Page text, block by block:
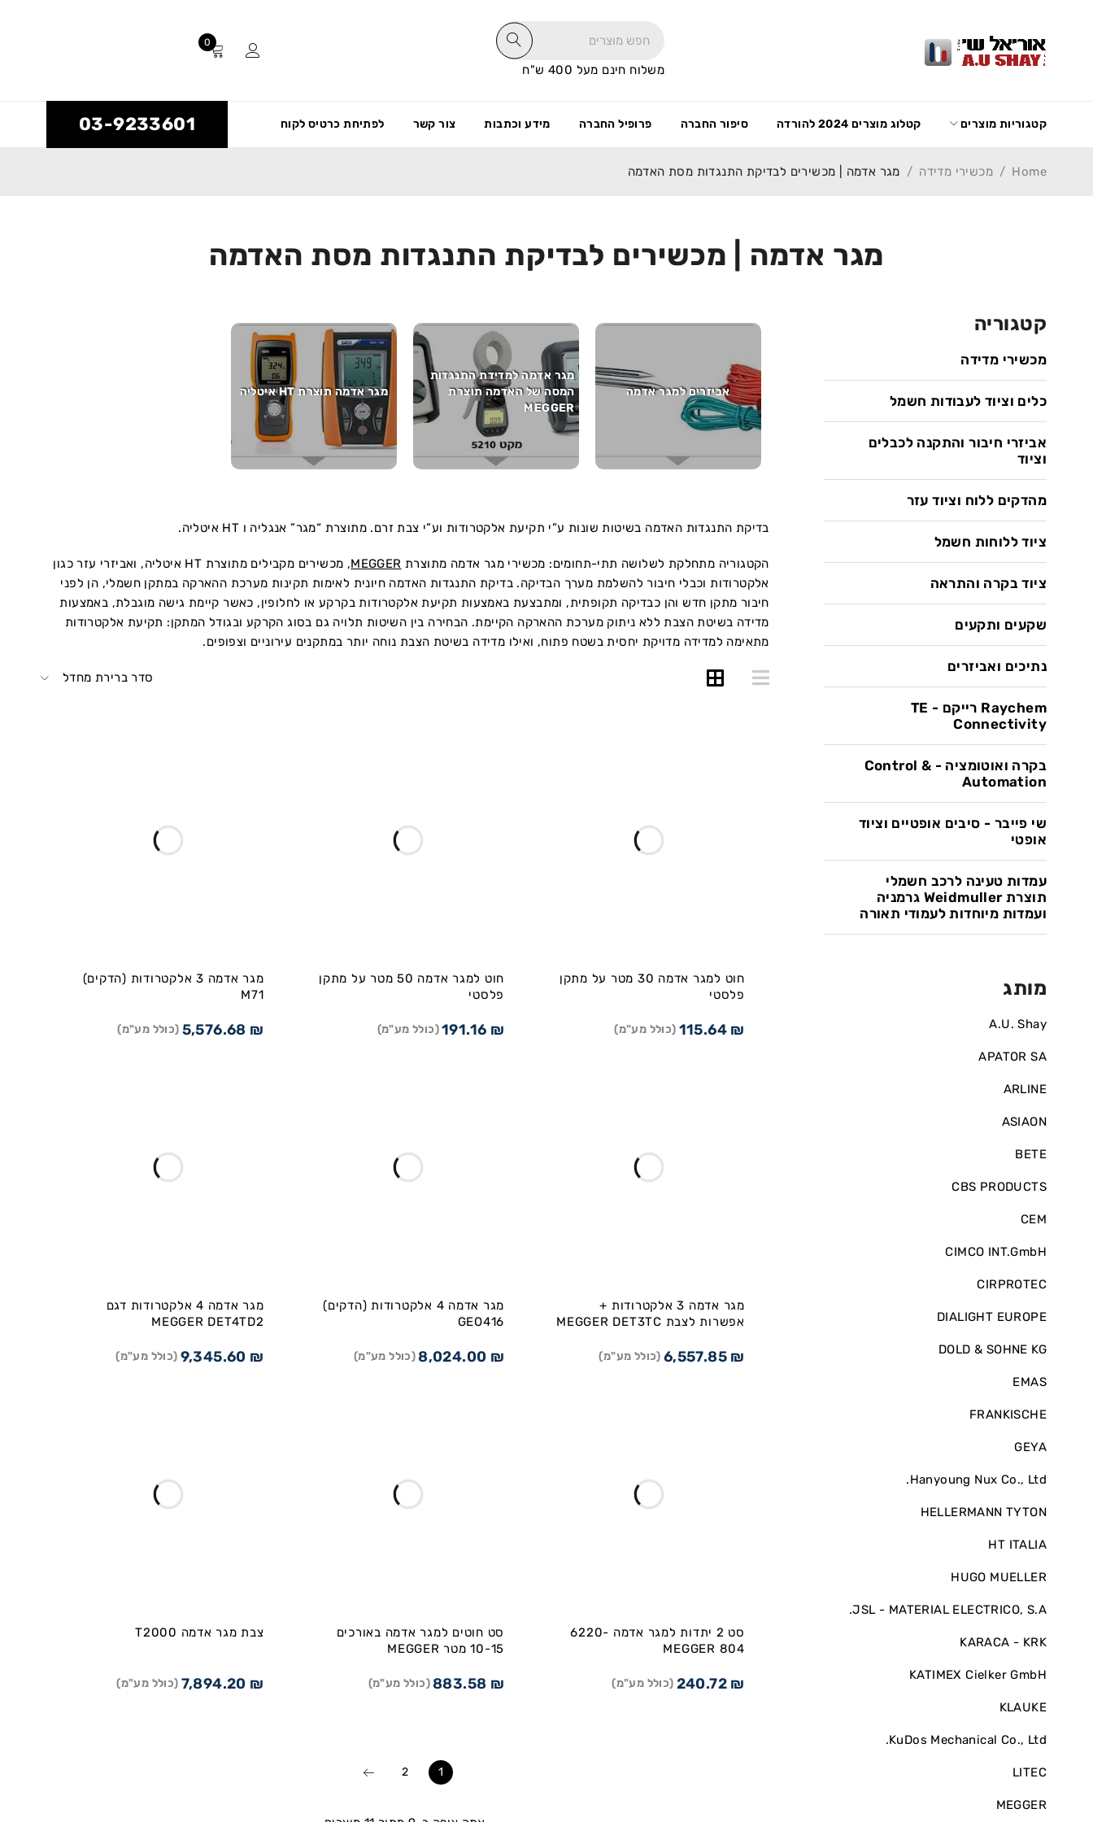
משלוח חינם מעל 400 ש"ח
0
קטגוריות מוצרים קטלוג מוצרים 2024 להורדה סיפור החברה פרופיל החברה מידע וכתבות צור קשר לפתיחת כרטיס לקוח 03-9233601
מגר אדמה | מכשירים לבדיקת התנגדות מסת האדמה
Home
/ מכשירי מדידה / מגר אדמה | מכשירים לבדיקת התנגדות מסת האדמה
קטגוריה
מכשירי מדידה
כלים וציוד לעבודות חשמל
אביזרי חיבור והתקנה לכבלים
וציוד
מהדקים ללוח וציוד עזר
ציוד ללוחות חשמל
ציוד בקרה והתראה
שקעים ותקעים
נתיכים ואביזרים
Raychem רייקם - TE
Connectivity
בקרה ואוטומציה - Control &
Automation
שי פייבר - סיבים אופטיים וציוד
אופטי
עמדות טעינה לרכב חשמלי
תוצרת Weidmuller גרמניה
ועמדות מיוחדות לעמודי תאורה
מותג
A.U. Shay
APATOR SA
ARLINE
ASIAON
BETE
CBS PRODUCTS
CEM
CIMCO INT.GmbH
CIRPROTEC
DIALIGHT EUROPE
DOLD & SOHNE KG
EMAS
FRANKISCHE
GEYA
Hanyoung Nux Co., Ltd.
HELLERMANN TYTON
HT ITALIA
HUGO MUELLER
JSL - MATERIAL ELECTRICO, S.A.
KARACA - KRK
KATIMEX Cielker GmbH
KLAUKE
KuDos Mechanical Co., Ltd.
LITEC
MEGGER
אביזרים למגר אדמה
מגר אדמה למדידת התנגדות
המסה של האדמה תוצרת
MEGGER
מגר אדמה תוצרת HT איטליה
בדיקת התנגדות האדמה בשיטות שונות ע”י תקיעת אלקטרודות וע”י צבת זרם. מתוצרת “מגר” אנגליה ו HT איטליה.
הקטגוריה מתחלקת לשלושה תתי-תחומים: מכשירי מגר אדמה מתוצרת MEGGER
, מכשירים מקבילים מתוצרת HT איטליה, ואביזרי עזר כגון
אלקטרודות וכבלי חיבור להשלמת מערך הבדיקה. בדיקת התנגדות האדמה חיונית לאימות תקינות מערכת ההארקה במתקן חשמלי, הן לפני
חיבור מתקן חדש והן כבדיקה תקופתית, ומתבצעת באמצעות תקיעת אלקטרודות בקרקע או לחלופין, כאשר קיימת גישה מוגבלת, באמצעות
מדידה בשיטת הצבת ללא ניתוק מערכת ההארקה הקיימת. הבחירה בין השיטות תלויה גם בסוג הקרקע ובגודל המתקן: תקיעת אלקטרודות
מתאימה למדידה מדויקת יחסית בשטח פתוח, ואילו מדידה בשיטת הצבת נוחה יותר במתקנים עירוניים וצפופים.
סדר ברירת מחדל
חוט למגר אדמה 30 מטר על מתקן
פלסטי
115.64 ₪ (כולל מע"מ)
חוט למגר אדמה 50 מטר על מתקן
פלסטי
191.16 ₪ (כולל מע"מ)
מגר אדמה 3 אלקטרודות (הדקים)
M71
5,576.68 ₪ (כולל מע"מ)
מגר אדמה 3 אלקטרודות +
אפשרות לצבת MEGGER DET3TC
6,557.85 ₪ (כולל מע"מ)
מגר אדמה 4 אלקטרודות (הדקים)
GEO416
8,024.00 ₪ (כולל מע"מ)
מגר אדמה 4 אלקטרודות דגם
MEGGER DET4TD2
9,345.60 ₪ (כולל מע"מ)
סט 2 יתדות למגר אדמה 6220-
804 MEGGER
240.72 ₪ (כולל מע"מ)
סט חוטים למגר אדמה באורכים
10-15 מטר MEGGER
883.58 ₪ (כולל מע"מ)
צבת מגר אדמה T2000
7,894.20 ₪ (כולל מע"מ)
1
2